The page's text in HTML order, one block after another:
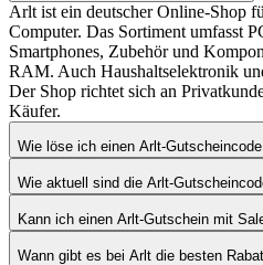
Arlt ist ein deutscher Online-Shop
Computer. Das Sortiment umfasst
Smartphones, Zubehör und
RAM. Auch Haushaltselektronik
Der Shop richtet sich an
Käufer.
Wie löse ich einen Arlt-
Wie aktuell sind die Arlt-
Kann ich einen Arlt-Gutschein mit
Wann gibt es bei Arlt die besten